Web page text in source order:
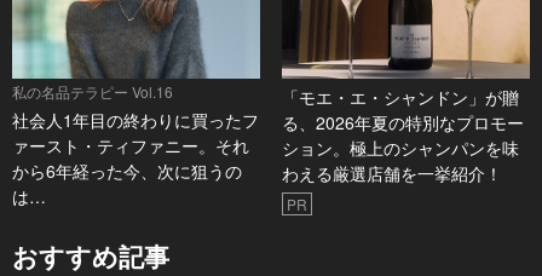
私の名品テラピー Vol.16
社会人1年目の終わりに買ったフ
ァースト・ティファニー。それ
から6年経った今、次に狙うの
は…
「モエ・エ・シャンドン」が贈
る、2026年夏の特別なプロモー
ション。極上のシャンパンを味
わえる厳選店舗を一挙紹介！
PR
おすすめ記事